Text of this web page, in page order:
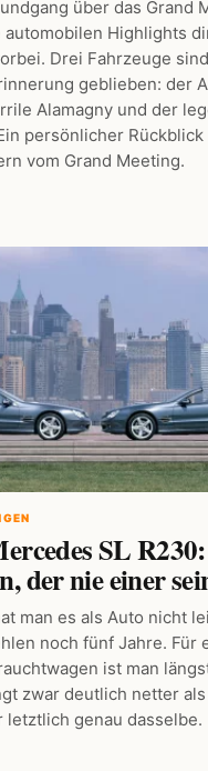
über das Grand
automobilen Highlights
Drei Fahrzeuge
geblieben: der
Alamagny und der
persönlicher Rückblick
vom Grand Meeting.
SL
der nie einer
man es als Auto nicht
noch fünf Jahre. Für
ist man
zwar deutlich netter
letztlich genau dasselbe.